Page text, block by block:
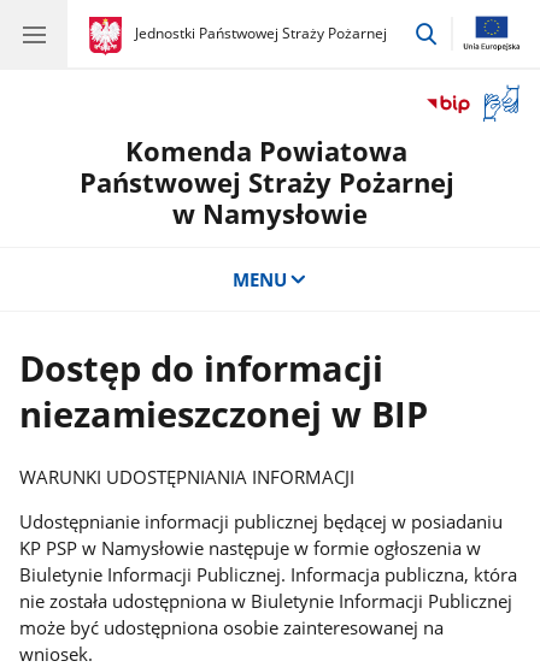
gov.pl
Jednostki Państwowej Straży Pożarnej
gov.pl
Jednostki
przejdź
okno
Komenda Powiatowa
Państwowej Straży Pożarnej
w Namysłowie
MENU
Dostęp do informacji
niezamieszczonej w BIP
WARUNKI UDOSTĘPNIANIA INFORMACJI
Udostępnianie informacji publicznej będącej w posiadaniu
KP PSP w Namysłowie następuje w formie ogłoszenia w
Biuletynie Informacji Publicznej. Informacja publiczna, która
nie została udostępniona w Biuletynie Informacji Publicznej
może być udostępniona osobie zainteresowanej na
wniosek.